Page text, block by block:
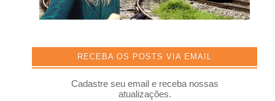
RECEBA OS POSTS VIA EMAIL
Cadastre seu email e receba nossas
atualizações.